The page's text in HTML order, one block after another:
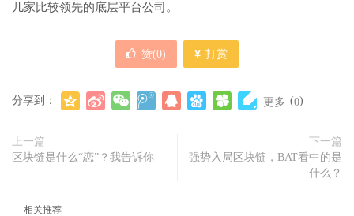
几家比较领先的底层平台公司。
赞(0) 打赏
分享到： 更多 (0)
上一篇
区块链是什么“恋”？我告诉你
下一篇
强势入局区块链，BAT看中的是
什么？
相关推荐